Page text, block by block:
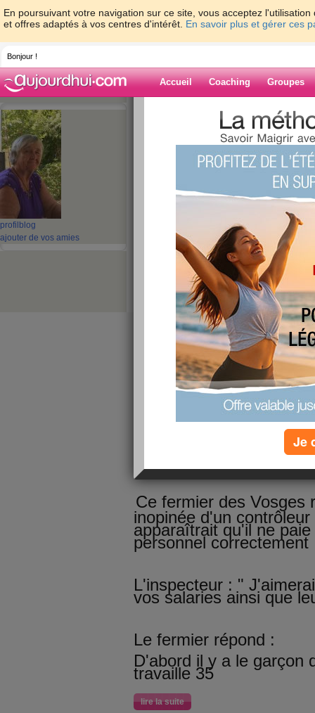
En poursuivant votre navigation sur ce site, vous acceptez
et offres adaptés à vos centres d'intérêt. En savoir plus et gérer ces
Bonjour !
Accueil Coaching Groupes
profil blog
ajouter de vos amies
>
Blog de
21 - 30 de 694
11 - 20 21 - 30 31 - 40 41 - 50
1 2 3 4 5
une petite
publié le 22/08/2013 à 19:47
Je viens vous poser une petite histoire
Le plaisir d'être le patron.....
Sujet : Impôts
Ce fermier des Vosges
inopinée d'un
apparaîtrait qu'il ne
personnel correctement
L'inspecteur : "
vos salaries ainsi que
Le fermier répond :
D'abord il y a le garçon
travaille 35
lire la suite
Je